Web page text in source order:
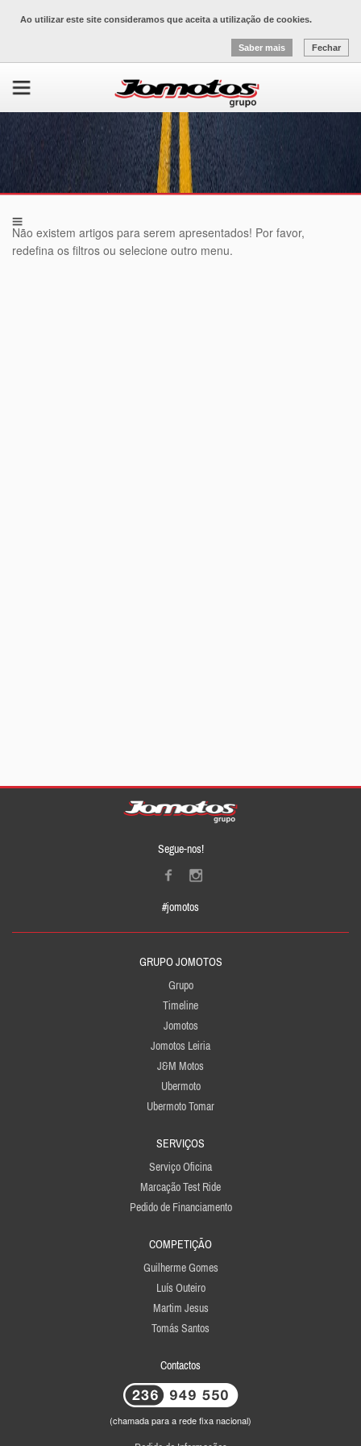
Ao utilizar este site consideramos que aceita a utilização de cookies.
Saber mais Fechar
Não existem artigos para serem apresentados! Por favor,
redefina os filtros ou selecione outro menu.
Segue-nos!
#jomotos
GRUPO JOMOTOS
Grupo
Timeline
Jomotos
Jomotos Leiria
J&M Motos
Ubermoto
Ubermoto Tomar
SERVIÇOS
Serviço Oficina
Marcação Test Ride
Pedido de Financiamento
COMPETIÇÃO
Guilherme Gomes
Luís Outeiro
Martim Jesus
Tomás Santos
Contactos
(chamada para a rede fixa nacional)